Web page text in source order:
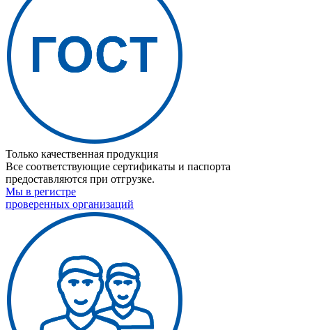
Только качественная продукция
Все соответствующие сертификаты и паспорта
предоставляются при отгрузке.
Мы в регистре
проверенных организаций